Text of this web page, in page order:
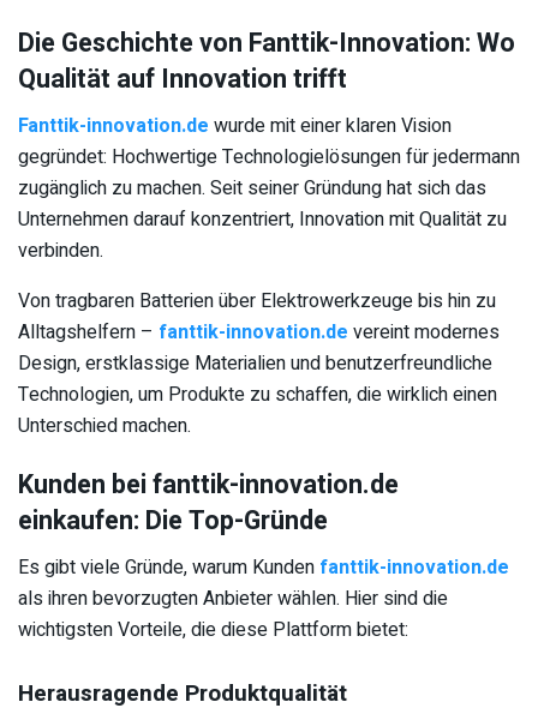
Die Geschichte von Fanttik-Innovation: Wo
Qualität auf Innovation trifft
Fanttik-innovation.de wurde mit einer klaren Vision
gegründet: Hochwertige Technologielösungen für jedermann
zugänglich zu machen. Seit seiner Gründung hat sich das
Unternehmen darauf konzentriert, Innovation mit Qualität zu
verbinden.
Von tragbaren Batterien über Elektrowerkzeuge bis hin zu
Alltagshelfern – fanttik-innovation.de vereint modernes
Design, erstklassige Materialien und benutzerfreundliche
Technologien, um Produkte zu schaffen, die wirklich einen
Unterschied machen.
Kunden bei fanttik-innovation.de
einkaufen: Die Top-Gründe
Es gibt viele Gründe, warum Kunden fanttik-innovation.de
als ihren bevorzugten Anbieter wählen. Hier sind die
wichtigsten Vorteile, die diese Plattform bietet:
Herausragende Produktqualität